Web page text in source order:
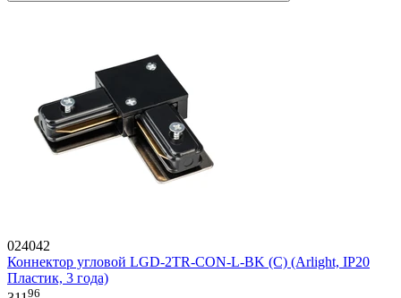
024042
Коннектор угловой LGD-2TR-CON-L-BK (C) (Arlight, IP20
Пластик, 3 года)
96